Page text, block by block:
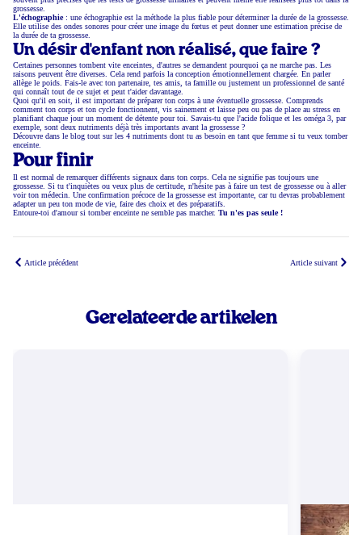
grossesse.
L'échographie: une échographie est la méthode la plus fiable pour déterminer la durée de la grossesse.
Elle utilise des ondes sonores pour créer une image du fœtus et peut donner une estimation précise de
la durée de ta grossesse.
Un désir d'enfant non réalisé, que faire ?
Certaines personnes tombent vite enceintes, d'autres se demandent pourquoi ça ne marche pas. Les
raisons peuvent être diverses. Cela rend parfois la conception émotionnellement chargée. En parler
allège le poids. Fais-le avec ton partenaire, tes amis, ta famille ou justement un professionnel de santé
qui connaît tout de ce sujet et peut t'aider davantage.
Quoi qu'il en soit, il est important de préparer ton corps à une éventuelle grossesse. Comprends
comment ton corps et ton cycle fonctionnent, vis sainement et laisse peu ou pas de place au stress en
planifiant chaque jour un moment de détente pour toi. Savais-tu que l'acide folique et les oméga 3, par
exemple, sont deux nutriments déjà très importants avant la grossesse ?
Découvre dans le blog tout sur les 4 nutriments dont tu as besoin en tant que femme si tu veux tomber
enceinte.
Pour finir
Il est normal de remarquer différents signaux dans ton corps. Cela ne signifie pas toujours une
grossesse. Si tu t'inquiètes ou veux plus de certitude, n'hésite pas à faire un test de grossesse ou à aller
voir ton médecin. Une confirmation précoce de la grossesse est importante, car tu devras probablement
adapter un peu ton mode de vie, faire des choix et des préparatifs.
Entoure-toi d'amour si tomber enceinte ne semble pas marcher. Tu n'es pas seule !
Article précédent Article suivant
Gerelateerde artikelen